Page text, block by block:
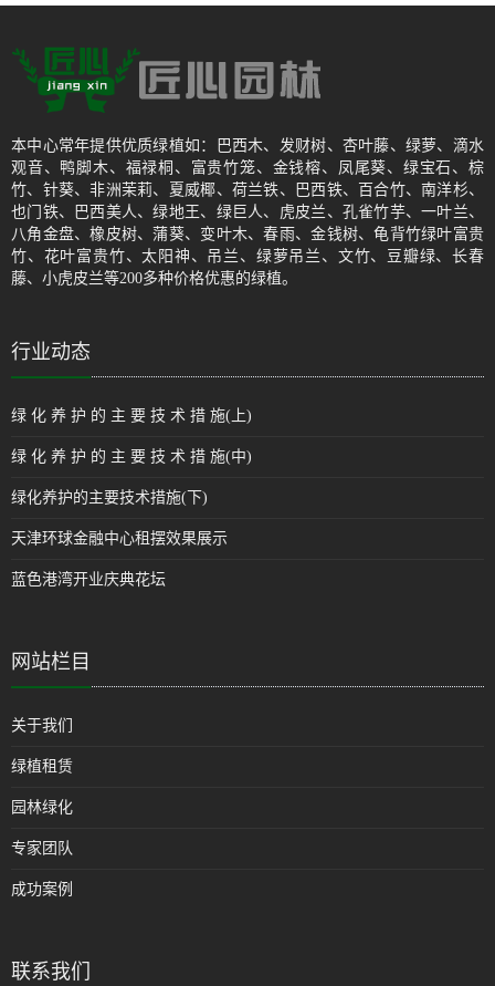
本中心常年提供优质绿植如：巴西木、发财树、杏叶藤、绿萝、滴水
观音、鸭脚木、福禄桐、富贵竹笼、金钱榕、凤尾葵、绿宝石、棕
竹、针葵、非洲茉莉、夏威椰、荷兰铁、巴西铁、百合竹、南洋杉、
也门铁、巴西美人、绿地王、绿巨人、虎皮兰、孔雀竹芋、一叶兰、
八角金盘、橡皮树、蒲葵、变叶木、春雨、金钱树、龟背竹绿叶富贵
竹、花叶富贵竹、太阳神、吊兰、绿萝吊兰、文竹、豆瓣绿、长春
藤、小虎皮兰等200多种价格优惠的绿植。
行业动态
绿 化 养 护 的 主 要 技 术 措 施(上)
绿 化 养 护 的 主 要 技 术 措 施(中)
绿化养护的主要技术措施(下)
天津环球金融中心租摆效果展示
蓝色港湾开业庆典花坛
网站栏目
关于我们
绿植租赁
园林绿化
专家团队
成功案例
联系我们